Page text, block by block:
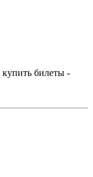
билеты -